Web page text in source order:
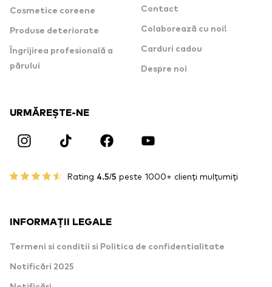
Cosmetice coreene
Produse deteriorate
Îngrijirea profesională a
părului
Contact
Colaborează cu noi!
Carduri cadou
Despre noi
URMĂREȘTE-NE
Rating 4.5/5 peste 1000+ clienți mulțumiți
INFORMAȚII LEGALE
Termeni si conditii si Politica de confidentialitate
Notificări 2025